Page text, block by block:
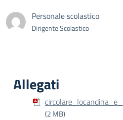
Personale scolastico
Dirigente Scolastico
Allegati
(2 MB)